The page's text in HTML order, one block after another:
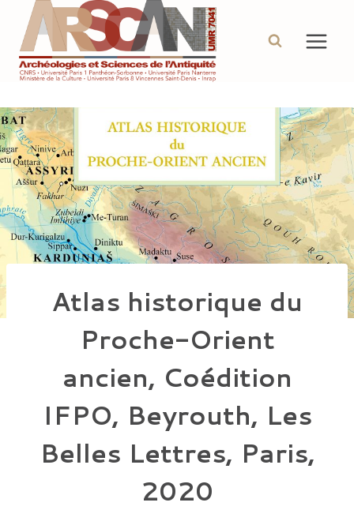
contenu
Atlas historique du
Proche-Orient
ancien, Coédition
IFPO, Beyrouth, Les
Belles Lettres, Paris,
2020